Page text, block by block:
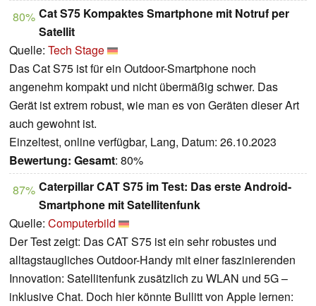
80% Cat S75 Kompaktes Smartphone mit Notruf per
Satellit
Quelle: Tech Stage
Das Cat S75 ist für ein Outdoor-Smartphone noch
angenehm kompakt und nicht übermäßig schwer. Das
Gerät ist extrem robust, wie man es von Geräten dieser Art
auch gewohnt ist.
Einzeltest, online verfügbar, Lang, Datum: 26.10.2023
Bewertung: Gesamt: 80%
87% Caterpillar CAT S75 im Test: Das erste Android-
Smartphone mit Satellitenfunk
Quelle: Computerbild
Der Test zeigt: Das CAT S75 ist ein sehr robustes und
alltagstaugliches Outdoor-Handy mit einer faszinierenden
Innovation: Satellitenfunk zusätzlich zu WLAN und 5G –
inklusive Chat. Doch hier könnte Bullitt von Apple lernen: